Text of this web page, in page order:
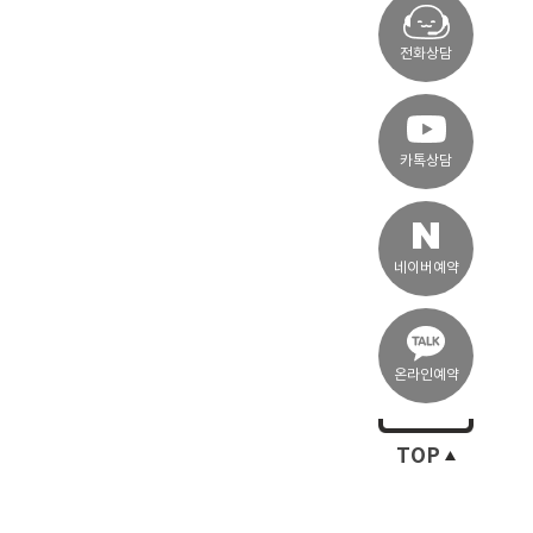
전화상담
카톡상담
네이버예약
온라인예약
TOP